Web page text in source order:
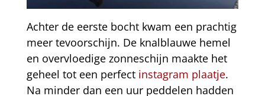
Achter de eerste bocht kwam een prachtig
meer tevoorschijn. De knalblauwe hemel
en overvloedige zonneschijn maakte het
geheel tot een perfect instagram plaatje.
Na minder dan een uur peddelen hadden